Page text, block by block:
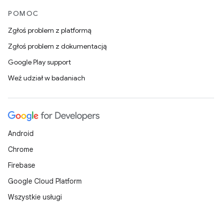
POMOC
Zgłoś problem z platformą
Zgłoś problem z dokumentacją
Google Play support
Weź udział w badaniach
Android
Chrome
Firebase
Google Cloud Platform
Wszystkie usługi